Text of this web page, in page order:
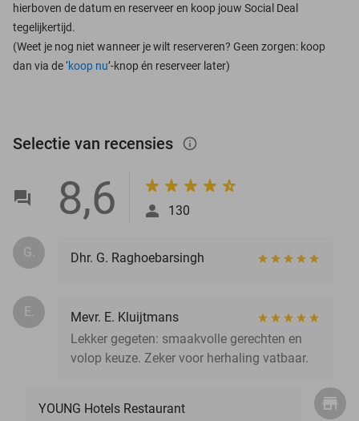
hierboven de datum en reserveer en koop jouw Social Deal
tegelijkertijd.
(Weet je nog niet wanneer je wilt reserveren? Geen zorgen: koop
dan via de ‘koop nu’-knop én reserveer later)
Selectie van recensies info_outlined
8,6 130
G. Dhr. G. Raghoebarsingh
E.
Mevr. E. Kluijtmans
Lekker gegeten: smaakvolle gerechten en
volop keuze. Zeker voor herhaling vatbaar.
YOUNG Hotels Restaurant